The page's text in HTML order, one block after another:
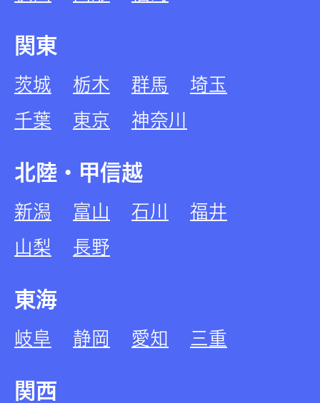
関東
茨城 栃木 群馬
埼玉
千葉
東京 神奈川
北陸・甲信越
新潟 富山 石川
福井
山梨
長野
東海
岐阜 静岡 愛知 三重
関西